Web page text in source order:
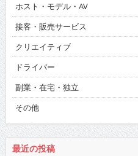
ホスト・モデル・AV
接客・販売サービス
クリエイティブ
ドライバー
副業・在宅・独立
その他
最近の投稿